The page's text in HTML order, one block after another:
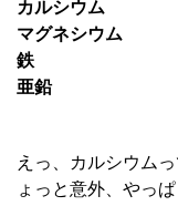
カルシウム
マグネシウ
鉄 肉
亜鉛 肉
えっ、カルシウム
ょっと意外、やっ